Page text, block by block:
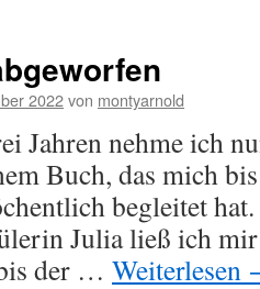
2022von montyarnold
Jahren nehme ich
Buch, das mich
begleitet
Julia ließ ich
der … Weiterlesen